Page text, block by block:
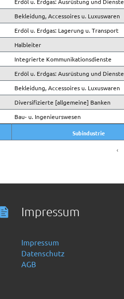
Bekleidung, Accessoires u. Luxuswaren
Erdöl u. Erdgas: Lagerung u. Transport
Halbleiter
Integrierte Kommunikationsdienste
Erdöl u. Erdgas: Ausrüstung und Dienste
Bekleidung, Accessoires u. Luxuswaren
Diversifizierte [allgemeine] Banken
Bau- u. Ingenieurswesen
Subindustrie
‹
Impressum
Impressum
Datenschutz
AGB